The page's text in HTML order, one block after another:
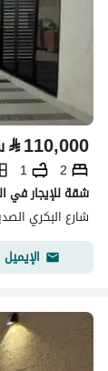
⃁110,000
2
1
شقة للإيجار في
شارع البكري
الإيميل